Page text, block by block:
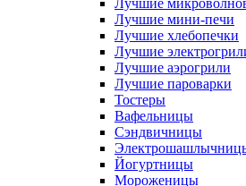
Лучшие мини-печи
Лучшие хлебопечки
Лучшие
Лучшие аэрогрили
Лучшие пароварки
Тостеры
Вафельницы
Сэндвичницы
Йогуртницы
Мороженицы